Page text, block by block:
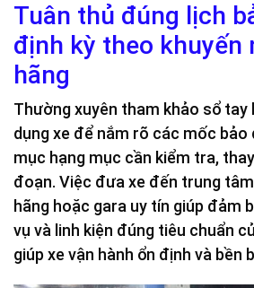
Tuân thủ đúng lịch
định kỳ theo khuyến
hãng
Thường xuyên tham khảo sổ tay
dụng xe để nắm rõ các mốc bảo
mục hạng mục cần kiểm tra,
đoạn. Việc đưa xe đến trung
hãng hoặc gara uy tín giúp đảm
vụ và linh kiện đúng tiêu chuẩn
giúp xe vận hành ổn định và bền